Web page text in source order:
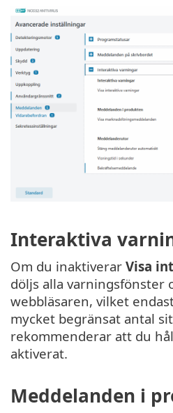
Interaktiva
Om du inaktiverar Visa
döljs alla varningsfönster
webbläsaren, vilket
mycket begränsat antal
rekommenderar att du
aktiverat.
Meddelanden i